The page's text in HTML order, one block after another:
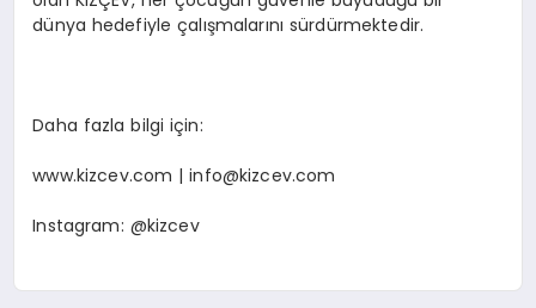
dünya hedefiyle çalışmalarını sürdürmektedir.
Daha fazla bilgi için:
www.kizcev.com |info@kizcev.com
Instagram: @kizcev